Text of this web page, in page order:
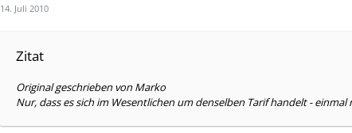
14. Juli 2010
Zitat
Original geschrieben von Marko
Nur, dass es sich im Wesentlichen um denselben Tarif handelt -